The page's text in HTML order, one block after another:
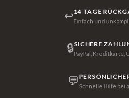
↩14 TAGE
Einfach und
🔒SICHERE
PayPal, Kreditkarte,
💬 Schnelle Hilfe bei